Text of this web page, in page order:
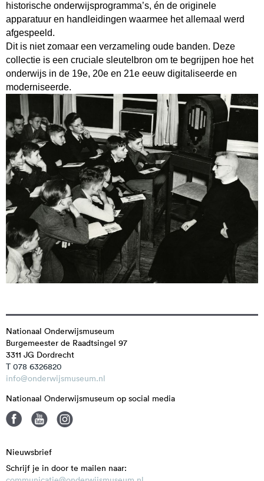
historische onderwijsprogramma’s, én de originele
apparatuur en handleidingen waarmee het allemaal werd
afgespeeld.
Dit is niet zomaar een verzameling oude banden. Deze
collectie is een cruciale sleutelbron om te begrijpen hoe het
onderwijs in de 19e, 20e en 21e eeuw digitaliseerde en
moderniseerde.
Nationaal Onderwijsmuseum
Burgemeester de Raadtsingel 97
3311 JG Dordrecht
T 078 6326820
info@onderwijsmuseum.nl
Nationaal Onderwijsmuseum op social media
Nieuwsbrief
Schrijf je in door te mailen naar: